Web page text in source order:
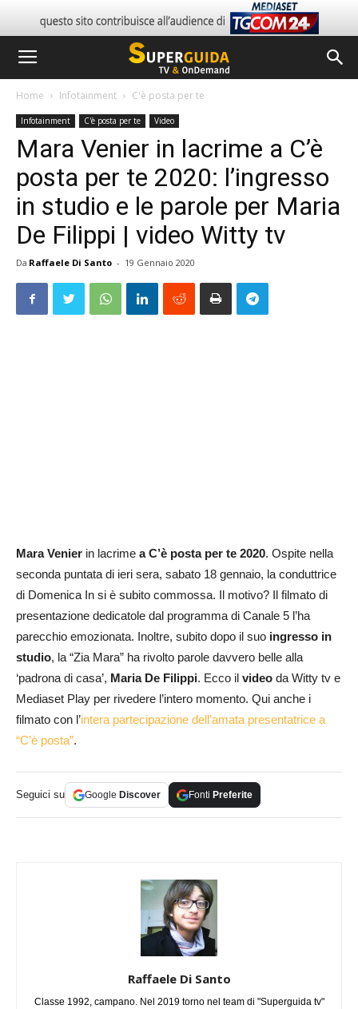
Home Infotainment C'è posta per te
Infotainment C'è posta per te Video
Mara Venier in lacrime a C’è
posta per te 2020: l’ingresso
in studio e le parole per Maria
De Filippi | video Witty tv
Da Raffaele Di Santo - 19 Gennaio 2020
Mara Venier in lacrime a C’è posta per te 2020. Ospite nella
seconda puntata di ieri sera, sabato 18 gennaio, la conduttrice
di Domenica In si è subito commossa. Il motivo? Il filmato di
presentazione dedicatole dal programma di Canale 5 l’ha
parecchio emozionata. Inoltre, subito dopo il suo ingresso in
studio, la “Zia Mara” ha rivolto parole davvero belle alla
‘padrona di casa’, Maria De Filippi. Ecco il video da Witty tv e
Mediaset Play per rivedere l’intero momento. Qui anche i
filmato con l’intera partecipazione dell’amata presentatrice a
“C’è posta”.
Seguici su Google Discover Fonti Preferite
Raffaele Di Santo
Classe 1992, campano. Nel 2019 torno nel team di "Superguida tv"